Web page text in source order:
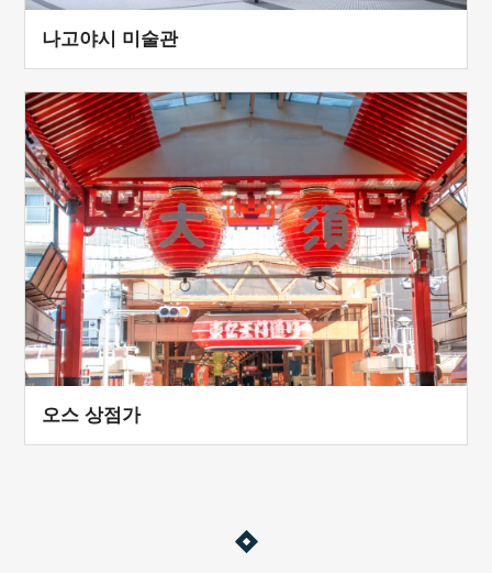
나고야시 미술관
오스 상점가